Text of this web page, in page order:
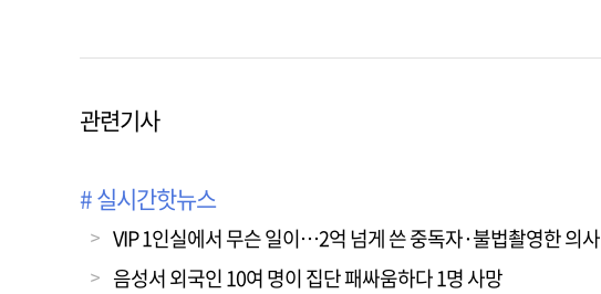
관련기사
# 실시간핫뉴스
VIP 1인실에서 무슨 일이…2억 넘게 쓴 중독자·불법촬영한 의사
음성서 외국인 10여 명이 집단 패싸움하다 1명 사망